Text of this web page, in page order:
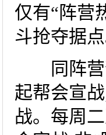
仅有“阵营
斗抢夺据点
同阵营帮
起帮会宣
战。每周